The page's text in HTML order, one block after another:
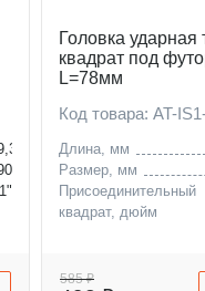
1"
Головка
квадрат под
L=78мм
Код товара: AT-
Длина, мм
Размер, мм
Присоединительный
квадрат, дюйм
585 ₽